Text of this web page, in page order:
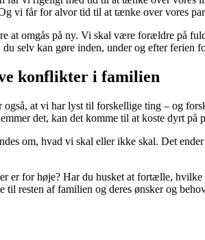
vi får for alvor tid til at tænke over vores
omgås på ny. Vi skal være forældre på
selv kan gøre inden, under og efter ferien
konflikter i familien
at vi har lyst til forskellige ting – og
det, kan det komme til at koste dyrt på
om, hvad vi skal eller ikke skal. Det
for høje? Har du husket at fortælle,
resten af familien og deres ønsker og